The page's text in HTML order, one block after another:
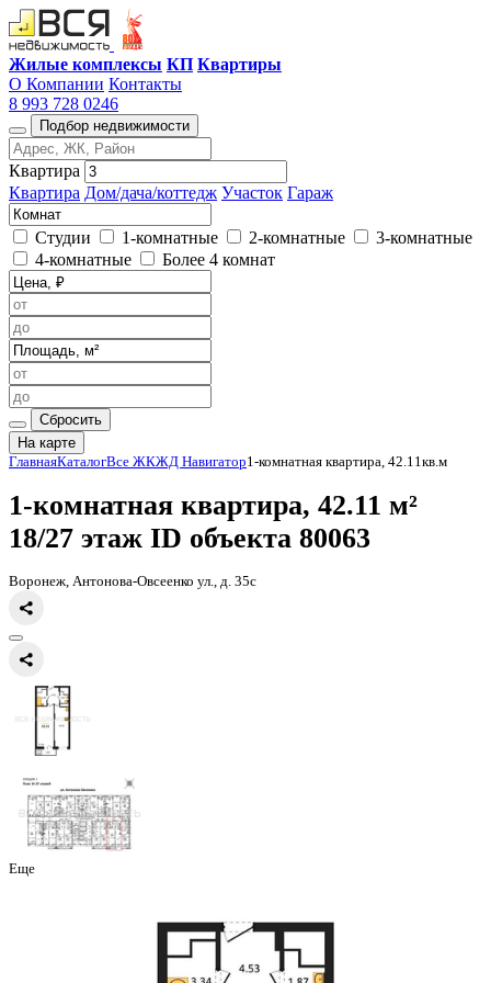
Жилые комплексы КП Квартиры
О Компании Контакты
8 993 728 0246
Подбор недвижимости
Квартира
Квартира Дом/дача/коттедж Участок Гараж
Студии 1-комнатные 2-комнатные
3-комнатные
4-комнатные
Более 4 комнат
Сбросить
На карте
Главная КаталогВсе ЖК ЖД Навигатор
1-комнатная квартира, 42.11
18/27 этаж
Воронеж, Антонова-Овсеенко ул., д. 35с